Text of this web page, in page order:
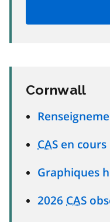
Cornwall
CAS en cours
Graphiques
2026 CAS